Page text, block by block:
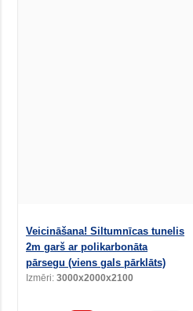
Veicināšana! Siltumnīcas tunelis
2m garš ar polikarbonāta
pārsegu (viens gals pārklāts)
Izmēri: 3000x2000x2100